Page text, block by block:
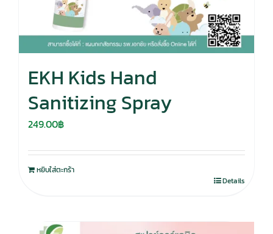
EKH Kids Hand
Sanitizing Spray
249.00฿
หยิบใส่ตะกร้า
Details